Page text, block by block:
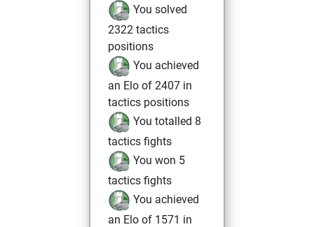
You solved
2322 tactics
positions
You achieved
an Elo of 2407 in
tactics positions
You totalled 8
tactics fights
You won 5
tactics fights
You achieved
an Elo of 1571 in